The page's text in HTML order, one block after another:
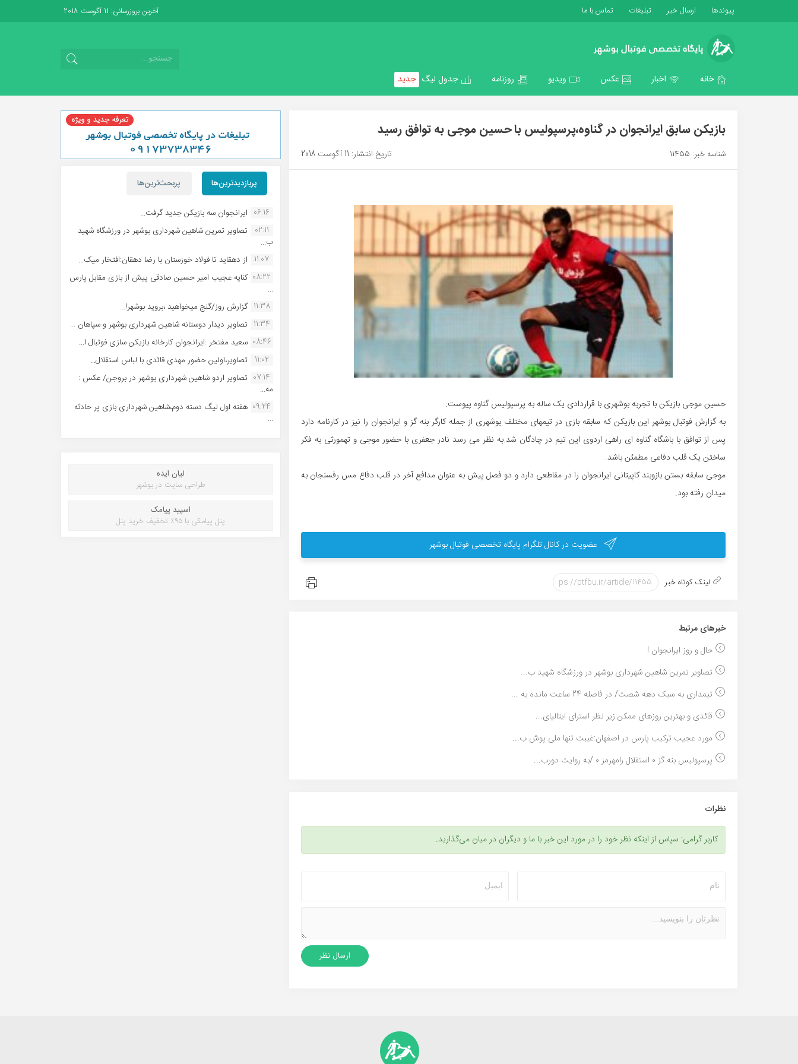
پیوندها ارسال خبر تبلیغات تماس با ما آخرین بروزرسانی: 11 آگوست 2018
خانه اخبار عکس ویدیو روزنامه جدول لیگ جدید
بازیکن سابق ایرانجوان در گناوه،پرسپولیس با حسین موجی به توافق رسید
شناسه خبر: 11455 تاریخ انتشار: 11 آگوست 2018
حسین موجی بازیکن با تجربه بوشهری با قراردادی یک ساله به پرسپولیس گناوه پیوست.
به گزارش فوتبال بوشهر این بازیکن که سابقه بازی در تیمهای مختلف بوشهری از جمله کارگر بنه گز و ایرانجوان را نیز در کارنامه دارد
پس از توافق با باشگاه گناوه ای راهی اردوی این تیم در چادگان شد.به نظر می رسد نادر جعفری با حضور موجی و تهمورثی به فکر
ساختن یک قلب دفاعی مطمئن باشد.
موجی سابقه بستن بازوبند کاپیتانی ایرانجوان را در مقاطعی دارد و دو فصل پیش به عنوان مدافع آخر در قلب دفاع مس رفسنجان به
میدان رفته بود.
عضویت در کانال تلگرام پایگاه تخصصی فوتبال بوشهر
لینک کوتاه خبر
خبر‌های مرتبط
حال و روز ایرانجوان !
تصاویر تمرین شاهین شهردارى بوشهر در ورزشگاه شهید ب...
تیمداری به سبک دهه شصت/ در فاصله 24 ساعت مانده به ...
قائدی و بهترین روزهای ممکن زیر نظر استرای ایتالیای...
مورد عجیب ترکیب پارس در اصفهان:غیبت تنها ملی پوش ب...
پرسپولیس بنه گز ٠ استقلال رامهرمز ٠ /به روایت دورب...
نظرات
کاربر گرامی: سپاس از اینکه نظر خود را در مورد این خبر با ما و دیگران در میان می‌گذارید.
پربازدیدترین‌ها پربحث‌ترین‌ها
06:16 ایرانجوان سه بازیکن جدید گرفت...
02:11
تصاویر تمرین شاهین شهردارى بوشهر در ورزشگاه شهید
ب...
11:07 از دهقاید تا فولاد خوزستان با رضا دهقان:افتخار میک...
08:22 کنایه عجیب امیر حسین صادقی پیش از بازی مقابل پارس
...
11:38 گزارش روز/گنج میخواهید ،بروید بوشهر!...
11:34 تصاویر دیدار دوستانه شاهین شهردارى بوشهر و سپاهان ...
08:46 سعید مفتخر :ایرانجوان کارخانه بازیکن سازی فوتبال ا...
11:02
تصاویر،اولین حضور مهدی قائدی با لباس استقلال...
07:14 تصاویر اردو شاهین شهرداری بوشهر در بروجن/ عکس :
مه...
09:24 هفته اول لیگ دسته دوم،شاهین شهرداری بازی پر حادثه
...
لیان ایده
طراحی سایت در بوشهر
اسپید پیامک
پنل پیامکی با ۹۵٪ تخفیف خرید پنل